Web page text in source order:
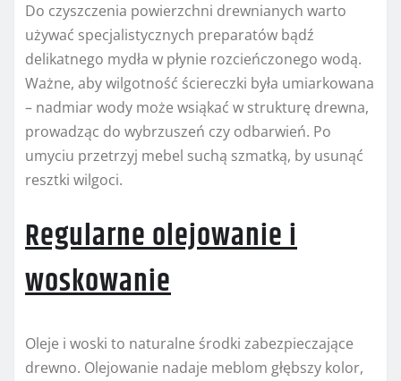
Do czyszczenia powierzchni drewnianych warto
używać specjalistycznych preparatów bądź
delikatnego mydła w płynie rozcieńczonego wodą.
Ważne, aby wilgotność ściereczki była umiarkowana
– nadmiar wody może wsiąkać w strukturę drewna,
prowadząc do wybrzuszeń czy odbarwień. Po
umyciu przetrzyj mebel suchą szmatką, by usunąć
resztki wilgoci.
Regularne olejowanie i
woskowanie
Oleje i woski to naturalne środki zabezpieczające
drewno. Olejowanie nadaje meblom głębszy kolor,